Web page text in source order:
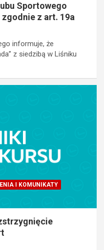
Sportowego
zgodnie z art. 19a
informuje, że
z siedzibą w Liśniku
I KOMUNIKATY